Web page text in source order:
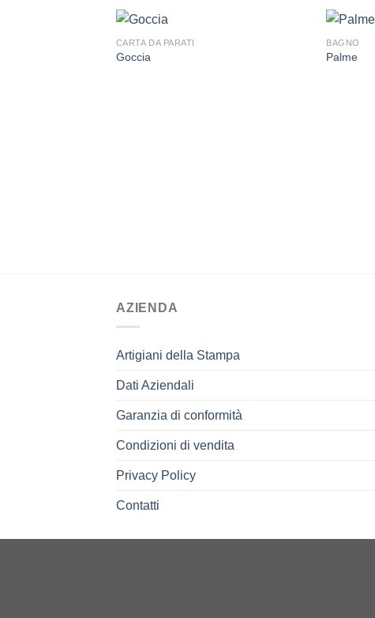
CARTA DA PARATI
Goccia
BAGNO
Palme
AZIENDA
Artigiani della Stampa
Dati Aziendali
Garanzia di conformità
Condizioni di vendita
Privacy Policy
Contatti